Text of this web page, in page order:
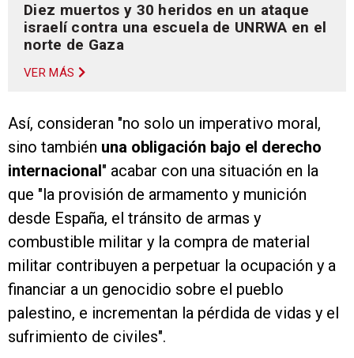
Diez muertos y 30 heridos en un ataque
israelí contra una escuela de UNRWA en el
norte de Gaza
VER MÁS
Así, consideran "no solo un imperativo moral,
sino también una obligación bajo el derecho
internacional" acabar con una situación en la
que "la provisión de armamento y munición
desde España, el tránsito de armas y
combustible militar y la compra de material
militar contribuyen a perpetuar la ocupación y a
financiar a un genocidio sobre el pueblo
palestino, e incrementan la pérdida de vidas y el
sufrimiento de civiles".